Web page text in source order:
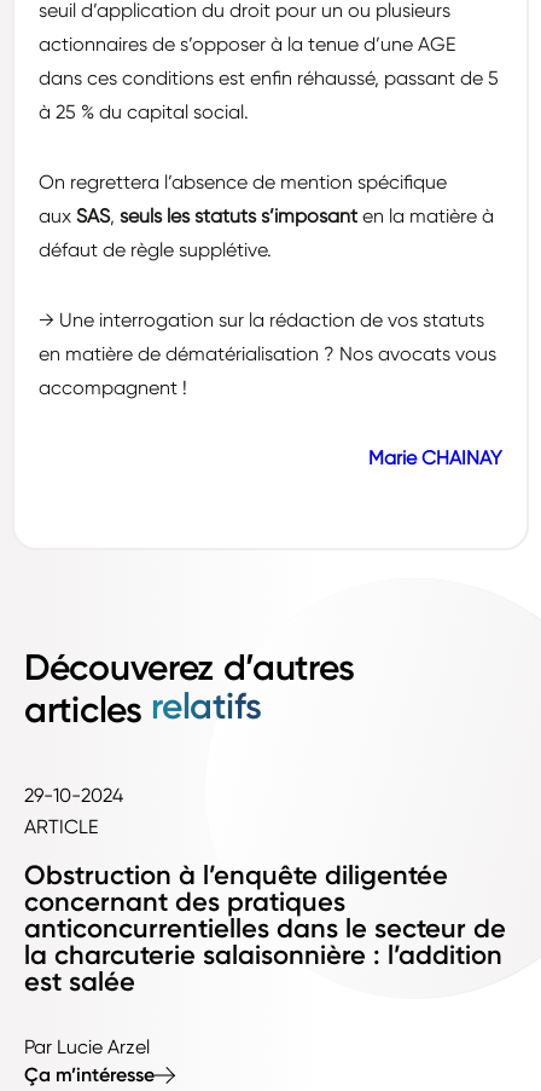
seuil d’application du droit pour un ou plusieurs
actionnaires de s’opposer à la tenue d’une AGE
dans ces conditions est enfin réhaussé, passant de 5
à 25 % du capital social.
On regrettera l’absence de mention spécifique
aux SAS, seuls les statuts s’imposant en la matière à
défaut de règle supplétive.
→ Une interrogation sur la rédaction de vos statuts
en matière de dématérialisation ? Nos avocats vous
accompagnent !
Marie CHAINAY
Découverez d’autres
articles relatifs
29-10-2024
ARTICLE
Obstruction à l’enquête diligentée
concernant des pratiques
anticoncurrentielles dans le secteur de
la charcuterie salaisonnière : l’addition
est salée
Par Lucie Arzel
Ça m’intéresse